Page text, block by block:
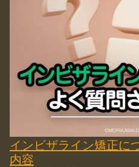
インビザライン矯正に
内容